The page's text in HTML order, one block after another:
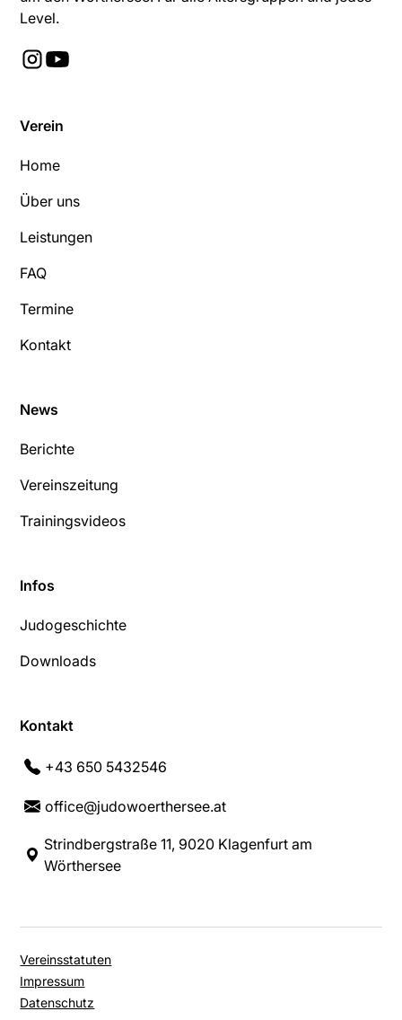
Level.
Verein
Home
Über uns
Leistungen
FAQ
Termine
Kontakt
News
Berichte
Vereinszeitung
Trainingsvideos
Infos
Judogeschichte
Downloads
Kontakt
+43 650 5432546
office@judowoerthersee.at
Strindbergstraße 11, 9020 Klagenfurt am
Wörthersee
Vereinsstatuten
Impressum
Datenschutz